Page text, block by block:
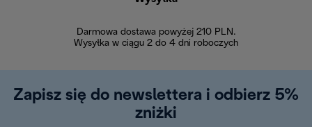
Darmowa dostawa powyżej 210 PLN.
Wysyłka w ciągu 2 do 4 dni roboczych
Zapisz się do newslettera i odbierz 5%
zniżki